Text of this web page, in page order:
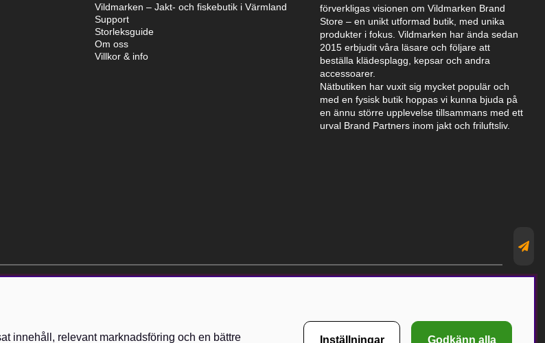
Vildmarken – Jakt- och fiskebutik i Värmland
Support
Storleksguide
Om oss
Villkor & info
förverkligas visionen om Vildmarken Brand
Store – en unikt utformad butik, med unika
produkter i fokus. Vildmarken har ända sedan
2015 erbjudit våra läsare och följare att
beställa klädesplagg, kepsar och andra
accessoarer.
Nätbutiken har vuxit sig mycket populär och
med en fysisk butik hoppas vi kunna bjuda på
en ännu större upplevelse tillsammans med ett
urval Brand Partners inom jakt och friluftsliv.
innehåll, relevant marknadsföring och en bättre Inställningar Godkänn alla